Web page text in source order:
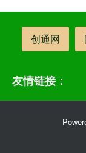
创通网
友情链接：